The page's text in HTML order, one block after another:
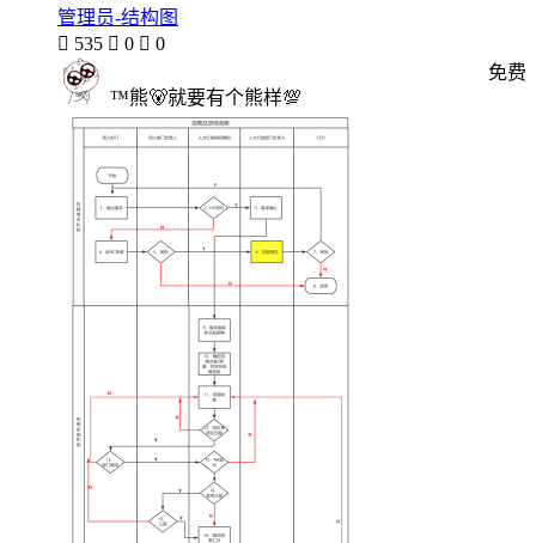
管理员-结构图
 535  0  0
™熊🐻就要有个熊样💯
免费